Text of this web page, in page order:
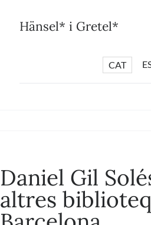
content
Hänsel* i Gretel*
CAT
*PISTES LITERÀRIES
*SÈRIE CULTURAL
* DIARI DEL DIA DESPRÉS
Daniel Gil
altres